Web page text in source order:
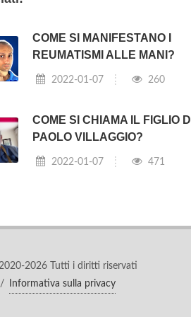
COME SI MANIFESTANO I
REUMATISMI ALLE MANI?
2022-01-07 260
COME SI CHIAMA IL FIGLIO DI
PAOLO VILLAGGIO?
2022-01-07 471
2026 Tutti i diritti riservati
/ Informativa sulla privacy